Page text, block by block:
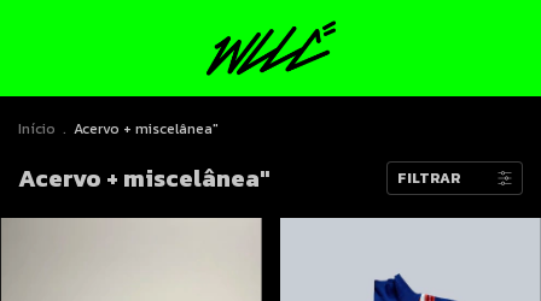
Início . Acervo + miscelânea"
Acervo + miscelânea" FILTRAR